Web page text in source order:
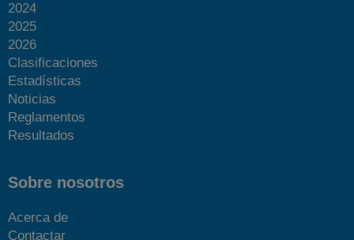
2024
2025
2026
Clasificaciones
Estadísticas
Noticias
Reglamentos
Resultados
Sobre nosotros
Acerca de
Contactar